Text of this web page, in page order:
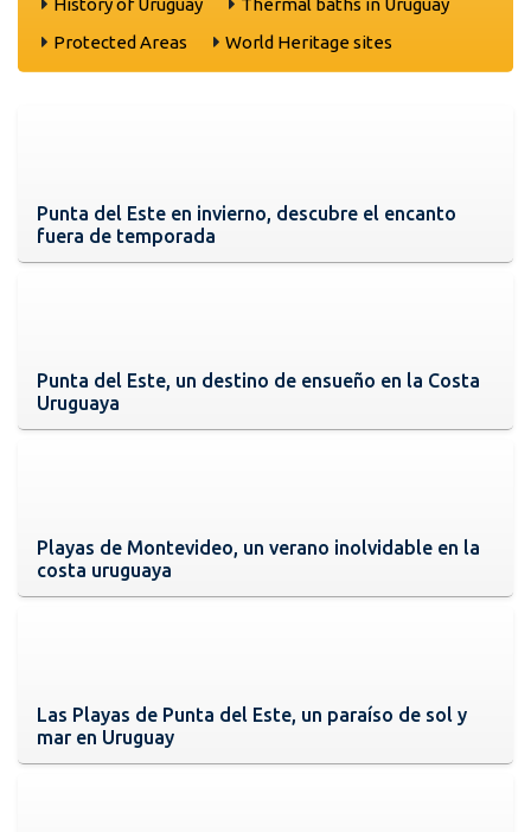
History of Uruguay
Thermal baths in Uruguay
Protected Areas
World Heritage sites
Punta del Este en invierno, descubre el encanto
fuera de temporada
Punta del Este, un destino de ensueño en la Costa
Uruguaya
Playas de Montevideo, un verano inolvidable en la
costa uruguaya
Las Playas de Punta del Este, un paraíso de sol y
mar en Uruguay